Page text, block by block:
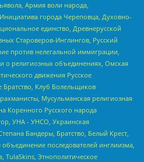
Армия воли народа,
города Череповца, Духовно-
единство, Древнерусской
Староверов-Инглингов, Русский
против нелегальной иммиграции,
о религиозных объединениях, Омская
движения Русское
Братство, Клуб Болельщиков
Мусульманская религиозная
Коренного Русского народа
УНА - УНСО, Украинская
Бандеры, Братство, Белый Крест,
последователей инглиизма,
TulaSkins, Этнополитическое